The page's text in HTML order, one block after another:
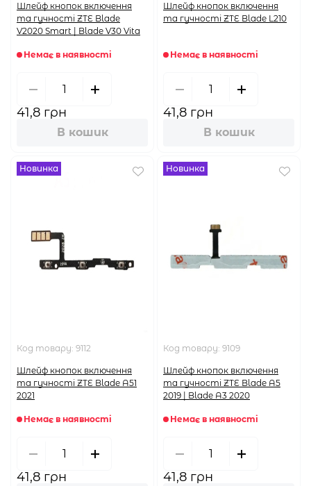
Шлейф кнопок включення
та гучності ZTE Blade
V2020 Smart | Blade V30 Vita
Немає в наявності
41,8 грн
В кошик
Шлейф кнопок включення
та гучності ZTE Blade L210
Немає в наявності
41,8 грн
В кошик
Код товару: 9112
Шлейф кнопок включення
та гучності ZTE Blade A51
2021
Немає в наявності
41,8 грн
Новинка
Код товару: 9109
Шлейф кнопок включення
та гучності ZTE Blade A5
2019 | Blade A3 2020
Немає в наявності
41,8 грн
Новинка